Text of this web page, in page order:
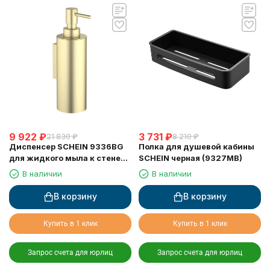
9 922 ₽21 830 ₽
Диспенсер SCHEIN 9336BG
для жидкого мыла к стене
матовое золото
В наличии
В корзину
Купить в 1 клик
Запрос счета для юрлиц
3 731 ₽8 210 ₽
Полка для душевой кабины
SCHEIN черная (9327MB)
В наличии
В корзину
Купить в 1 клик
Запрос счета для юрлиц